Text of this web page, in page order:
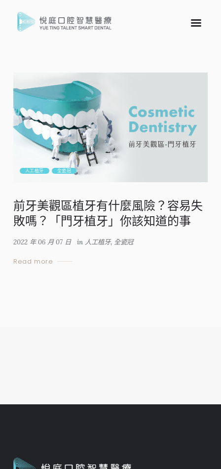
人工植牙 全瓷冠
前牙美觀區植牙有什麼風險？容易失
敗嗎？「門牙植牙」你該知道的事
2022 年 06 月 07 日 in 人工植牙, 全瓷冠
Read more